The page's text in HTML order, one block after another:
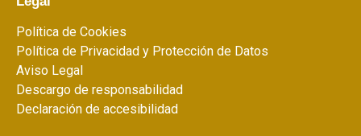
Política de Cookies
Política de Privacidad y Protección de Datos
Aviso Legal
Descargo de responsabilidad
Declaración de accesibilidad